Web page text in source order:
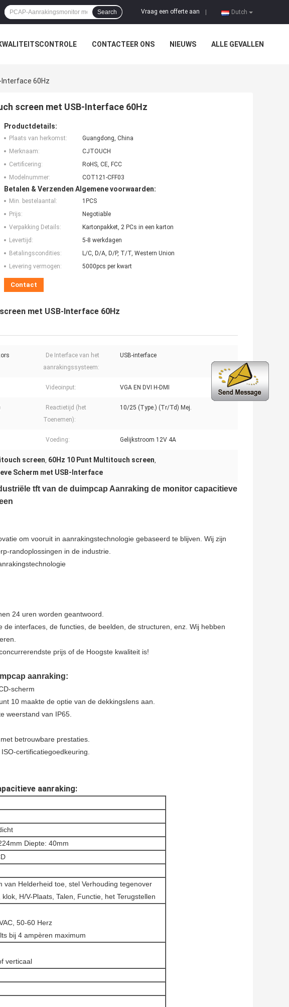
Dutch
Vraag een offerte aan
Search
CONTACTEER ONS NIEUWS ALLE GEVALLEN
60Hz
screen met USB-Interface 60Hz
Productdetails:
Plaats van herkomst:
Guangdong, China
Merknaam:
CJTOUCH
Certificering:
RoHS, CE, FCC
Modelnummer:
COT121-CFF03
Betalen & Verzenden Algemene voorwaarden:
Min. bestelaantal:
1PCS
Prijs:
Negotiable
Verpakking Details:
Kartonpakket, 2 PCs in een karton
Levertijd:
5-8 werkdagen
Betalingscondities:
L/C, D/A, D/P, T/T, Western Union
Levering vermogen:
5000pcs per kwart
Contact
met USB-Interface 60Hz
De Interface van het
aanrakingssysteem:
USB-interface
Videoinput: VGA EN DVI H-DMI
Reactietijd (het
Toenemen):
10/25 (Type.) (Tr/Td) Mej.
Voeding: Gelijkstroom 12V 4A
screen, 60Hz 10 Punt Multitouch screen,
Scherm met USB-Interface
tft van de duimpcap Aanraking de monitor capacitieve
om vooruit in aanrakingstechnologie gebaseerd te blijven. Wij zijn
randoplossingen in de industrie.
24 uren worden geantwoord.
interfaces, de functies, de beelden, de structuren, enz. Wij hebben
prijs of de Hoogste kwaliteit is!
aanraking:
scherm
10 maakte de optie van de dekkingslens aan.
weerstand van IP65.
betrouwbare prestaties.
certificatiegoedkeuring.
aanraking:
Diepte: 40mm
van Helderheid toe, stel Verhouding tegenover
H/V-Plaats, Talen, Functie, het Terugstellen
50-60 Herz
bij 4 ampèren maximum
verticaal